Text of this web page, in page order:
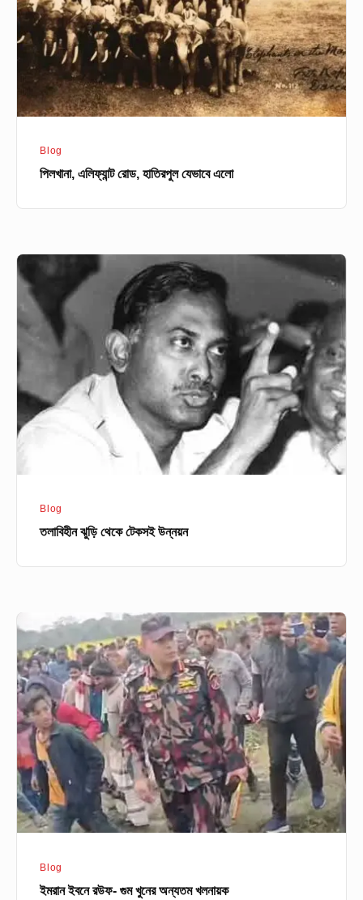
এলো
Blog
পিলখানা, এলিফ্যান্ট রোড, হাতিরপুল যেভাবে এলো
তলাবিহীন
ঝুড়ি
থেকে
টেকসই
উন্নয়ন
Blog
তলাবিহীন ঝুড়ি থেকে টেকসই উন্নয়ন
ইমরান
ইবনে
রউফ-
গুম
খুনের
অন্যতম
খলনায়ক
Blog
ইমরান ইবনে রউফ- গুম খুনের অন্যতম খলনায়ক